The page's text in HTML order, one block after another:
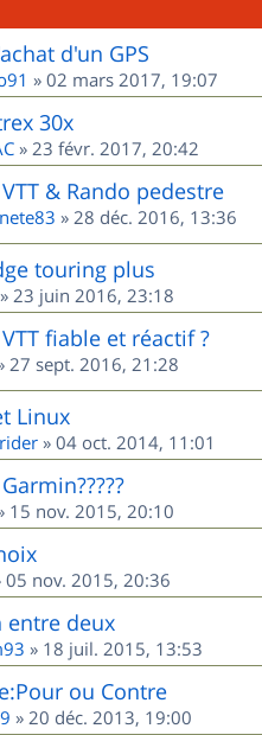
d'un GPS
» 02 mars 2017, 19:07
30x
» 23 févr. 2017, 20:42
& Rando pedestre
» 28 déc. 2016, 13:36
touring plus
» 23 juin 2016, 23:18
fiable et réactif ?
27 sept. 2016, 21:28
Linux
» 04 oct. 2014, 11:01
15 nov. 2015, 20:10
05 nov. 2015, 20:36
entre deux
» 18 juil. 2015, 13:53
ou Contre
» 20 déc. 2013, 19:00